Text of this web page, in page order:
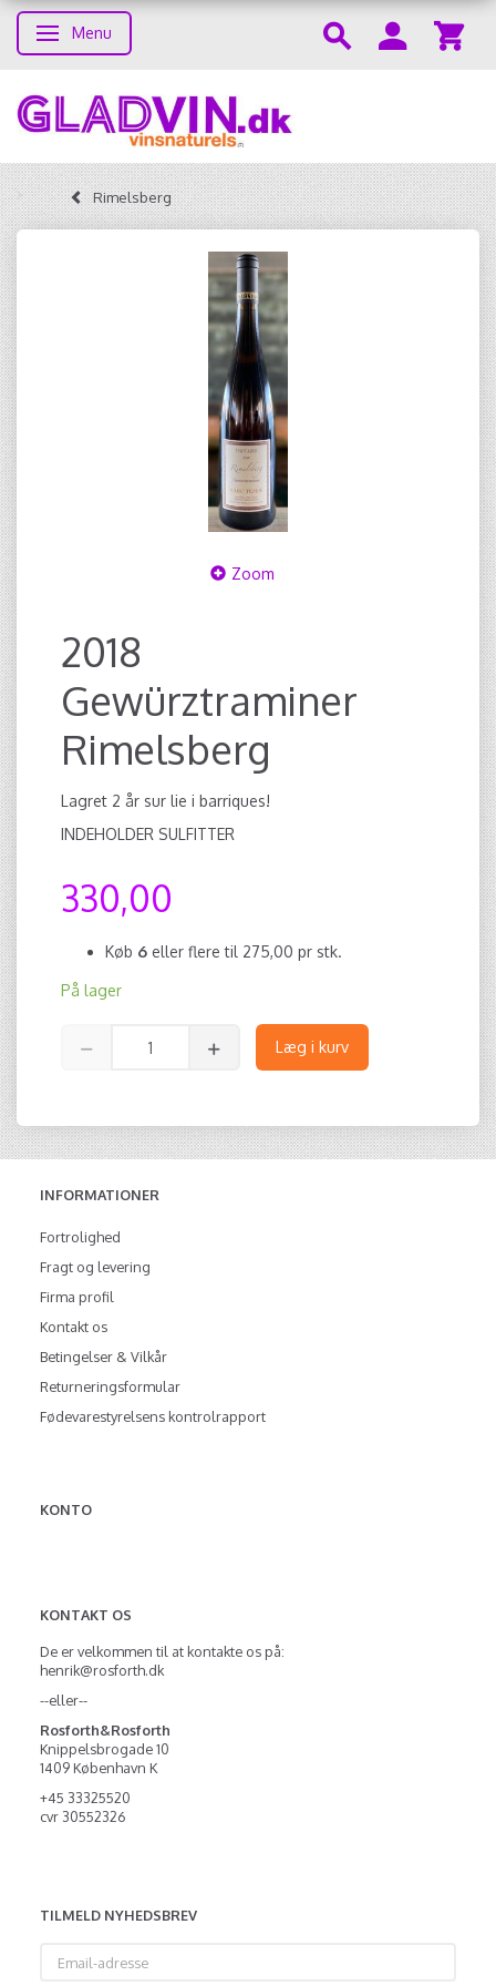
Skifte navigation
Menu
Rimelsberg
Zoom
2018
Gewürztraminer
Rimelsberg
Lagret 2 år sur lie i barriques!
INDEHOLDER SULFITTER
330,00
Køb 6 eller flere til 275,00 pr stk.
På lager
Læg i kurv
INFORMATIONER
Fortrolighed
Fragt og levering
Firma profil
Kontakt os
Betingelser & Vilkår
Returneringsformular
Fødevarestyrelsens kontrolrapport
KONTO
KONTAKT OS
De er velkommen til at kontakte os på:
henrik@rosforth.dk
--eller--
Rosforth&Rosforth
Knippelsbrogade 10
1409 København K
+45 33325520
cvr 30552326
TILMELD NYHEDSBREV
adresse